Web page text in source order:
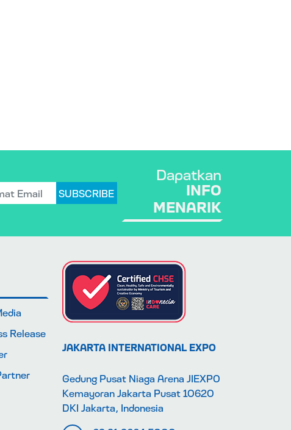
SUBSCRIBE
Dapatkan
INFO
MENARIK
Release
JAKARTA INTERNATIONAL EXPO
Gedung Pusat Niaga Arena JIEXPO
Kemayoran Jakarta Pusat 10620
DKI Jakarta, Indonesia